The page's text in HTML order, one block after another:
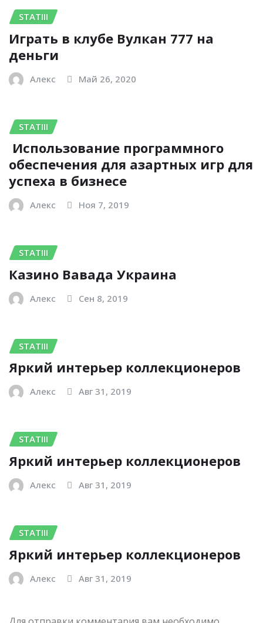
STATIII
Играть в клубе Вулкан 777 на
деньги
Алекс Май 26, 2020
STATIII
Использование программного
обеспечения для азартных игр для
успеха в бизнесе
Алекс Ноя 7, 2019
STATIII
Казино Вавада Украина
Алекс Сен 8, 2019
STATIII
Яркий интерьер коллекционеров
Алекс Авг 31, 2019
STATIII
Яркий интерьер коллекционеров
Алекс Авг 31, 2019
STATIII
Яркий интерьер коллекционеров
Алекс Авг 31, 2019